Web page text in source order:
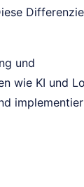
und
wie KI und